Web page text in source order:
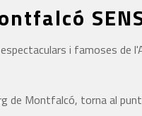
i famoses de
de Montfalcó, torna al